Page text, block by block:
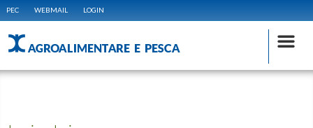
PEC WEBMAIL LOGIN
AGROALIMENTARE E PESCA